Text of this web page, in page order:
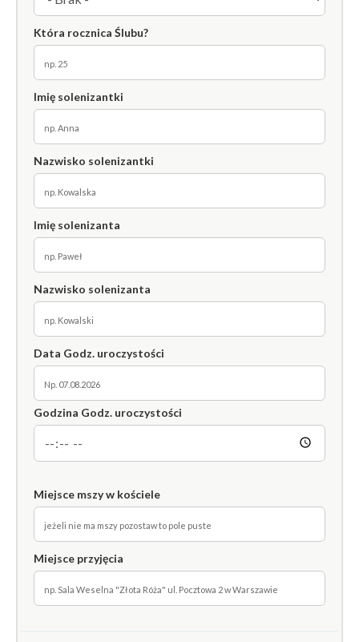
Która rocznica Ślubu?
Imię solenizantki
Nazwisko solenizantki
Imię solenizanta
Nazwisko solenizanta
Data Godz. uroczystości
Godzina Godz. uroczystości
Miejsce mszy w kościele
Miejsce przyjęcia